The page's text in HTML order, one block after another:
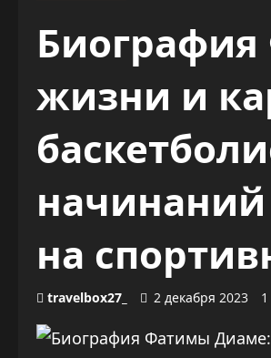
жизни и
на
travelbox27_ 2 декабря 2023